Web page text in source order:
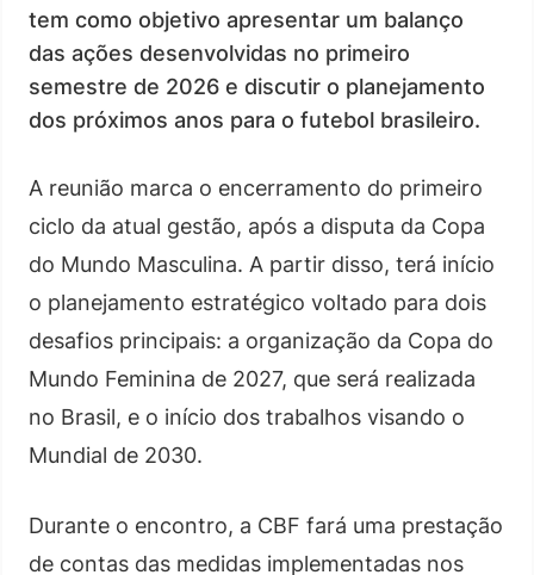
tem como objetivo apresentar um balanço
das ações desenvolvidas no primeiro
semestre de 2026 e discutir o planejamento
dos próximos anos para o futebol brasileiro.
A reunião marca o encerramento do primeiro
ciclo da atual gestão, após a disputa da Copa
do Mundo Masculina. A partir disso, terá início
o planejamento estratégico voltado para dois
desafios principais: a organização da Copa do
Mundo Feminina de 2027, que será realizada
no Brasil, e o início dos trabalhos visando o
Mundial de 2030.
Durante o encontro, a CBF fará uma prestação
de contas das medidas implementadas nos